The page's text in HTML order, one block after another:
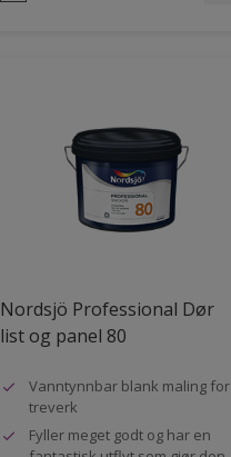
Nordsjö Professional Dør
list og panel 80
Vanntynnbar blank maling for
treverk
Fyller meget godt og har en